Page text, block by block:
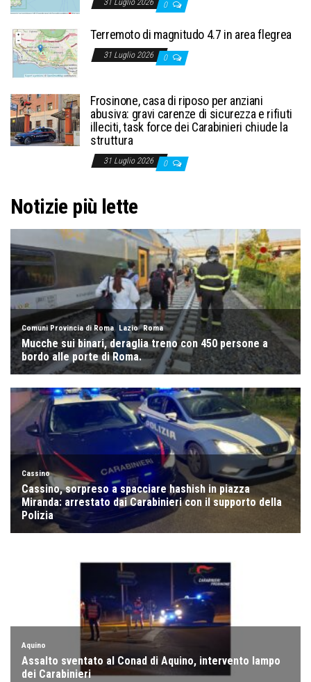
31 Luglio 2026 0
Terremoto di magnitudo 4.7 in area flegrea
31 Luglio 2026 0
Frosinone, casa di riposo per anziani
abusiva: gravi carenze di sicurezza e rifiuti
illeciti, task force dei Carabinieri chiude la
struttura
31 Luglio 2026 0
Notizie più lette